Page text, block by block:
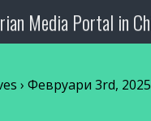
› Февруари 3rd, 2025